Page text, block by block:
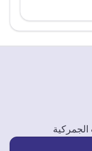
الجمركية